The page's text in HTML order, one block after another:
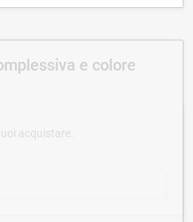
e colore
acquistare.